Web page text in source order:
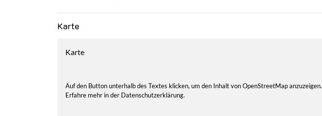
Karte
Karte
Auf den Button unterhalb des Textes klicken, um den Inhalt von OpenStreetMap anzuzeigen.
Erfahre mehr in der Datenschutzerklärung.